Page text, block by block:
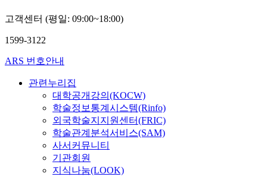
고객센터 (평일: 09:00~18:00)
1599-3122
ARS 번호안내
관련누리집
대학공개강의(KOCW)
학술정보통계시스템(Rinfo)
외국학술지지원센터(FRIC)
학술관계분석서비스(SAM)
사서커뮤니티
기관회원
지식나눔(LOOK)